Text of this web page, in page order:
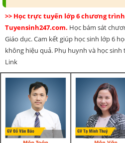
>> Học trực tuyến lớp 6 chương
Tuyensinh247.com. Học bám sát
Giáo dục. Cam kết giúp học sinh lớp 6
không hiệu quả. Phụ huynh và học
Link